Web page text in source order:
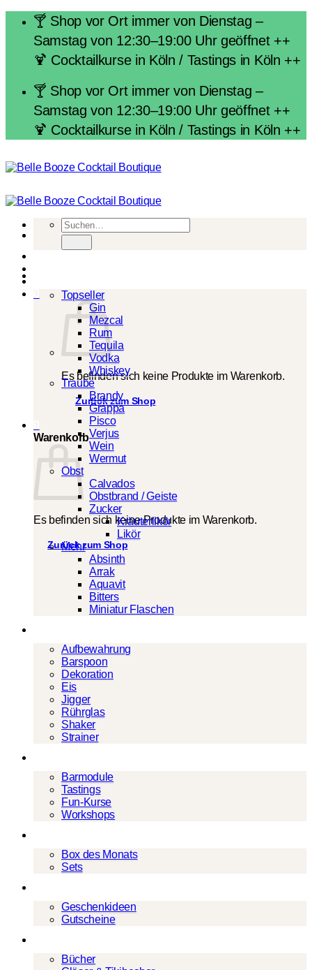
springen
🍸 Shop vor Ort immer von Dienstag –
Samstag von 12:30–19:00 Uhr geöffnet ++
🍹 Cocktailkurse in Köln / Tastings in Köln ++
🍸 Shop vor Ort immer von Dienstag –
Samstag von 12:30–19:00 Uhr geöffnet ++
🍹 Cocktailkurse in Köln / Tastings in Köln ++
Suchen
nach:
Es befinden sich keine Produkte im Warenkorb.
Zurück zum Shop
Warenkorb
Es befinden sich keine Produkte im Warenkorb.
Zurück zum Shop
Topseller
Gin
Mezcal
Rum
Tequila
Vodka
Whiskey
Traube
Brandy
Grappa
Pisco
Verjus
Wein
Wermut
Obst
Calvados
Obstbrand / Geiste
Zucker
Kräuterlikör
Likör
Mehr
Absinth
Arrak
Aquavit
Bitters
Miniatur Flaschen
Aufbewahrung
Barspoon
Dekoration
Eis
Jigger
Rührglas
Shaker
Strainer
Barmodule
Tastings
Fun-Kurse
Workshops
Box des Monats
Sets
Geschenkideen
Gutscheine
Bücher